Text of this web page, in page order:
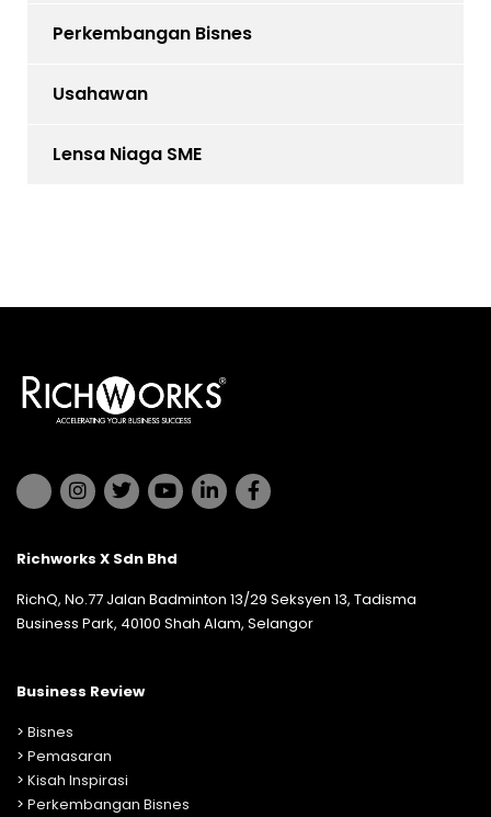
Perkembangan Bisnes
Usahawan
Lensa Niaga SME
Richworks X Sdn Bhd
RichQ, No.77 Jalan Badminton 13/29 Seksyen 13, Tadisma
Business Park, 40100 Shah Alam, Selangor
Business Review
> Bisnes
> Pemasaran
> Kisah Inspirasi
> Perkembangan Bisnes